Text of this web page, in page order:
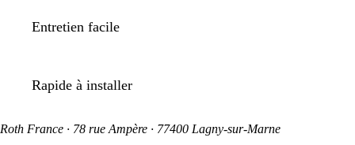
Entretien facile
Rapide à installer
Roth France · 78 rue Ampère · 77400 Lagny-sur-Marne